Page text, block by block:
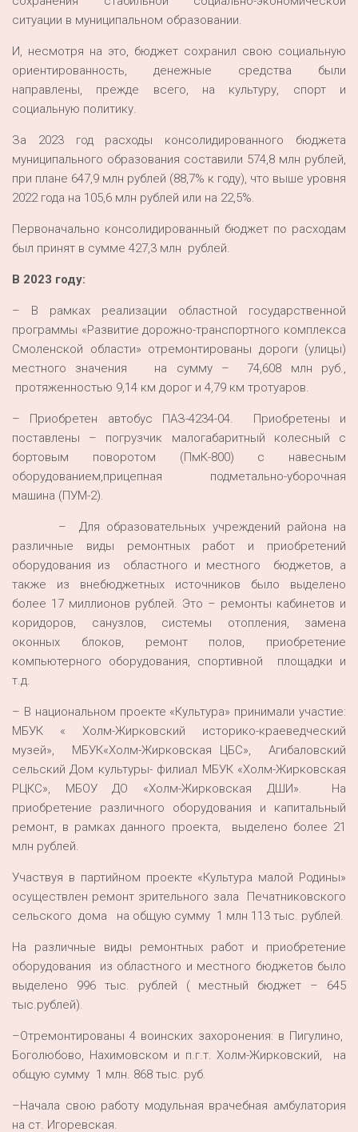
ситуации в муниципальном образовании.
И, несмотря на это, бюджет сохранил свою социальную
ориентированность, денежные средства были
направлены, прежде всего, на культуру, спорт и
социальную политику.
За 2023 год расходы консолидированного бюджета
муниципального образования составили 574,8 млн рублей,
при плане 647,9 млн рублей (88,7% к году), что выше уровня
2022 года на 105,6 млн рублей или на 22,5%.
Первоначально консолидированный бюджет по расходам
был принят в сумме 427,3 млн рублей.
В 2023 году:
– В рамках реализации областной государственной
программы «Развитие дорожно-транспортного комплекса
Смоленской области» отремонтированы дороги (улицы)
местного значения на сумму – 74,608 млн руб.,
протяженностью 9,14 км дорог и 4,79 км тротуаров.
– Приобретен автобус ПАЗ-4234-04. Приобретены и
поставлены – погрузчик малогабаритный колесный с
бортовым поворотом (ПмК-800) с навесным
оборудованием,прицепная подметально-уборочная
машина (ПУМ-2).
– Для образовательных учреждений района на
различные виды ремонтных работ и приобретений
оборудования из областного и местного бюджетов, а
также из внебюджетных источников было выделено
более 17 миллионов рублей. Это – ремонты кабинетов и
коридоров, санузлов, системы отопления, замена
оконных блоков, ремонт полов, приобретение
компьютерного оборудования, спортивной площадки и
т.д.
– В национальном проекте «Культура» принимали участие:
МБУК « Холм-Жирковский историко-краеведческий
музей», МБУК«Холм-Жирковская ЦБС», Агибаловский
сельский Дом культуры- филиал МБУК «Холм-Жирковская
РЦКС», МБОУ ДО «Холм-Жирковская ДШИ». На
приобретение различного оборудования и капитальный
ремонт, в рамках данного проекта, выделено более 21
млн рублей.
Участвуя в партийном проекте «Культура малой Родины»
осуществлен ремонт зрительного зала Печатниковского
сельского дома на общую сумму 1 млн 113 тыс. рублей.
На различные виды ремонтных работ и приобретение
оборудования из областного и местного бюджетов было
выделено 996 тыс. рублей ( местный бюджет – 645
тыс.рублей).
–Отремонтированы 4 воинских захоронения: в Пигулино,
Боголюбово, Нахимовском и п.г.т. Холм-Жирковский, на
общую сумму 1 млн. 868 тыс. руб.
–Начала свою работу модульная врачебная амбулатория
на ст. Игоревская.